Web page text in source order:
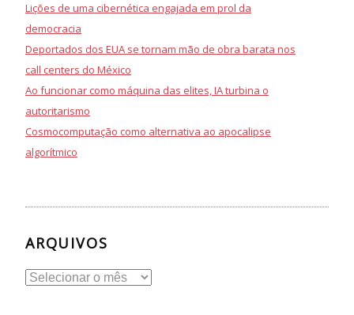
Lições de uma cibernética engajada em prol da
democracia
Deportados dos EUA se tornam mão de obra barata nos
call centers do México
Ao funcionar como máquina das elites, IA turbina o
autoritarismo
Cosmocomputação como alternativa ao apocalipse
algorítmico
ARQUIVOS
Arquivos